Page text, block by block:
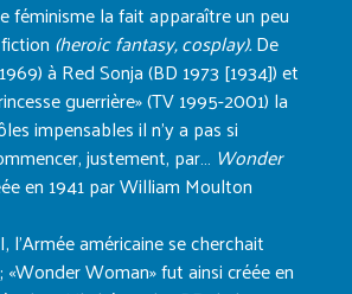
féminisme la fait apparaître un peu
(heroic fantasy, cosplay).De
à Red Sonja (BD 1973 [1934]) et
guerrière» (TV 1995-2001) la
impensables il n’y a pas si
justement, par… Wonder
en 1941 par William Moulton
l’Armée américaine se cherchait
«Wonder Woman» fut ainsi créée en